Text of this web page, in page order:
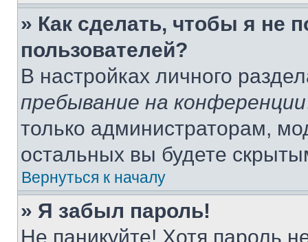
» Как сделать, чтобы я не
пользователей?
В настройках личного
пребывание на конференции
только администраторам,
остальных вы будете
Вернуться к началу
» Я забыл пароль!
Не паникуйте! Хотя пароль